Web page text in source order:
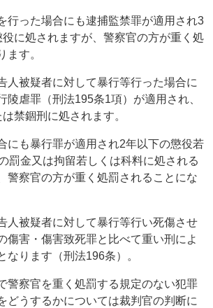
行った場合にも逮捕監禁罪が適用され3
役に処されますが、警察官の方が重く処
ます。
人被疑者に対して暴行等行った場合に
陵虐罪（刑法195条1項）が適用され、
禁錮刑に処されます。
にも暴行罪が適用され2年以下の懲役若
罰金又は拘留若しくは科料に処される
警察官の方が重く処罰されることにな
人被疑者に対して暴行等行い死傷させ
傷害・傷害致死罪と比べて重い刑によ
なります（刑法196条）。
警察官を重く処罰する規定のない犯罪
どうするかについては裁判官の判断に